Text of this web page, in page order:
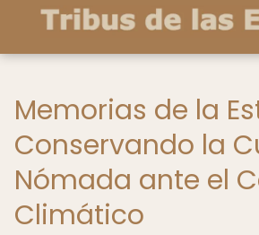
Memorias de la
Conservando la
Nómada ante el
Climático